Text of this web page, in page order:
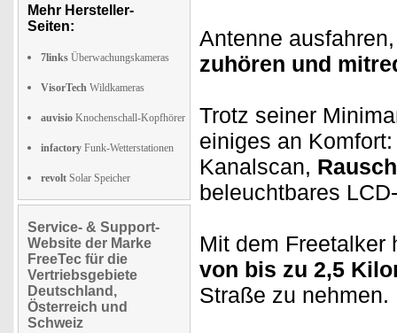
Mehr Hersteller-
Seiten:
7links Überwachungskameras
VisorTech Wildkameras
auvisio Knochenschall-Kopfhörer
infactory Funk-Wetterstationen
revolt Solar Speicher
Service- & Support-
Website der Marke
FreeTec für die
Vertriebsgebiete
Deutschland,
Österreich und
Schweiz
Antenne
zuhören und
Trotz seiner
einiges an
Kanalscan,
beleuchtbares
Mit dem
von bis zu 2,5
Straße zu nehmen.